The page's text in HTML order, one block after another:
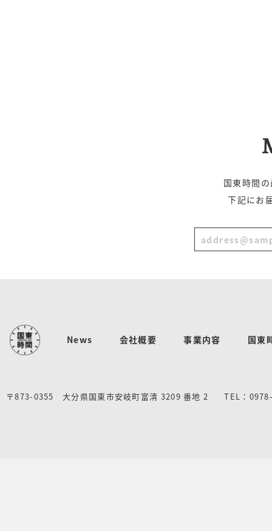
国東時間
下記にお
News 会社概要 事業内容 国東
〒873-0355 大分県国東市安岐町富清 3209 番地 2 TEL：